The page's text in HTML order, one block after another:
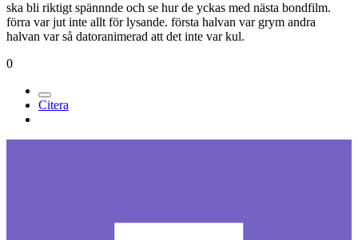
ska bli riktigt spännnde och se hur de yckas med nästa bondfilm.
förra var jut inte allt för lysande. första halvan var grym andra
halvan var så datoranimerad att det inte var kul.
0
Citera